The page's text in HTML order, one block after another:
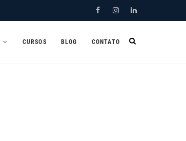
FacebookInstagramLinkedin
CURSOS BLOG CONTATO